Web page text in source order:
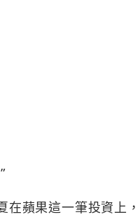
在蘋果這一筆投資上